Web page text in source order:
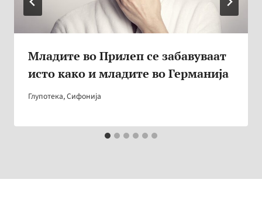
Младите во Прилеп се забавуваат
исто како и младите во Германија
Глупотека,Сифонија